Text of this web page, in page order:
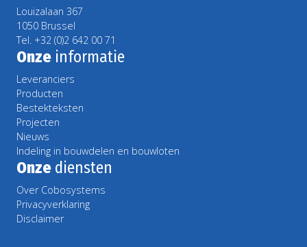
Louizalaan 367
1050 Brussel
Tel. +32 (0)2 642 00 71
Onze informatie
Leveranciers
Producten
Bestekteksten
Projecten
Nieuws
Indeling in bouwdelen en bouwloten
Onze diensten
Over Cobosystems
Privacyverklaring
Disclaimer